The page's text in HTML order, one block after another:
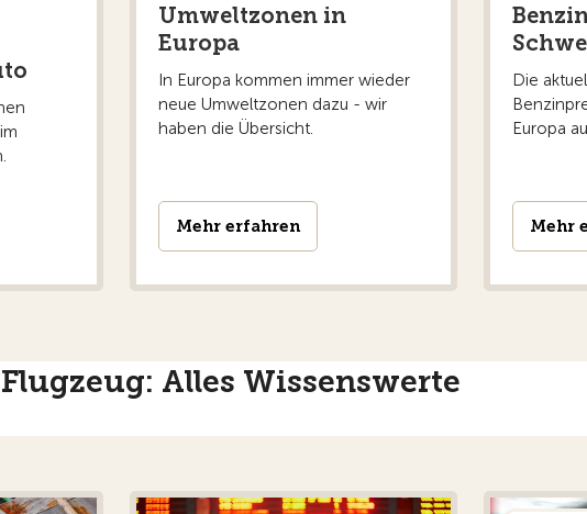
Umweltzonen in
Europa
In Europa kommen immer wieder
neue Umweltzonen dazu - wir
haben die Übersicht.
Mehr erfahren
Die
Europa
Mehr
Alles Wissenswerte